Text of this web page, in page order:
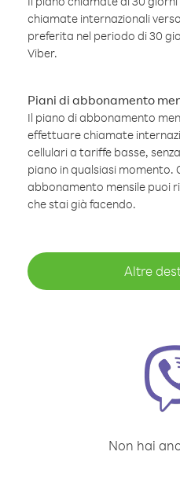
chiamate internazionali
preferita nel periodo di 30
Viber.
Piani di abbonamento
Il piano di abbonamento
effettuare chiamate
cellulari a tariffe basse,
piano in qualsiasi momento.
abbonamento mensile puoi
che stai già facendo.
Altre
Non hai